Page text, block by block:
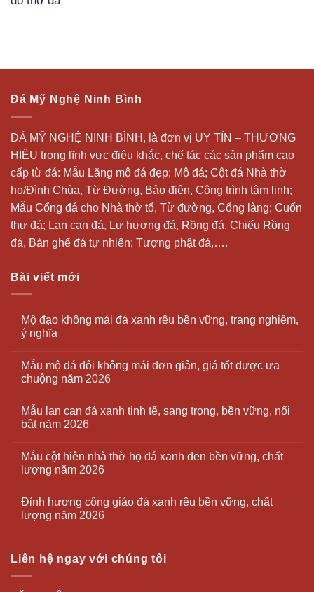
Đá Mỹ Nghệ Ninh Bình
ĐÁ MỸ NGHỆ NINH BÌNH, là đơn vị UY TÍN – THƯƠNG
HIỆU trong lĩnh vực điêu khắc, chế tác các sản phẩm cao
cấp từ đá: Mẫu Lăng mộ đá đẹp; Mộ đá; Cột đá Nhà thờ
họ/Đình Chùa, Từ Đường, Bảo điện, Công trình tâm linh;
Mẫu Cổng đá cho Nhà thờ tổ, Từ đường, Cổng làng; Cuốn
thư đá; Lan can đá, Lư hương đá, Rồng đá, Chiếu Rồng
đá, Bàn ghế đá tự nhiên; Tượng phật đá,….
Bài viết mới
Mộ đạo không mái đá xanh rêu bền vững, trang nghiêm,
ý nghĩa
Mẫu mộ đá đôi không mái đơn giản, giá tốt được ưa
chuộng năm 2026
Mẫu lan can đá xanh tinh tế, sang trọng, bền vững, nổi
bật năm 2026
Mẫu cột hiên nhà thờ họ đá xanh đen bền vững, chất
lượng năm 2026
Đỉnh hương công giáo đá xanh rêu bền vững, chất
lượng năm 2026
Liên hệ ngay với chúng tôi